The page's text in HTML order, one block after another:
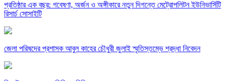
প্রতিষ্ঠার এক বছর: গবেষণা, অর্জন ও অঙ্গীকারে নতুন দিগন্তে মেট্রোপলিটন ইউনিভার্সিটি
রিসার্চ সোসাইটি
জেলা পরিষদের প্রশাসক আবুল কাহের চৌধুরী জুলাই স্মৃতিস্তম্ভে শ্রদ্ধা নিবেদন